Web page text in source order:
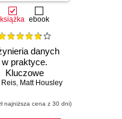
książka ebook
danych
w praktyce.
Kluczowe
koncepcje i
technologie
, Matt Housley
najniższa cena z 30 dni)